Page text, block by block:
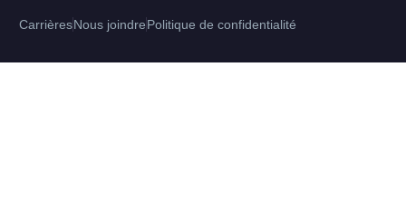
CarrièresNous joindre Politique de confidentialité